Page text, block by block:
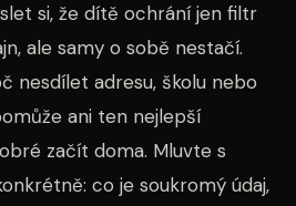
si, že dítě ochrání jen filtr
ale samy o sobě nestačí.
nesdílet adresu, školu nebo
ani ten nejlepší
začít doma. Mluvte s
co je soukromý údaj,